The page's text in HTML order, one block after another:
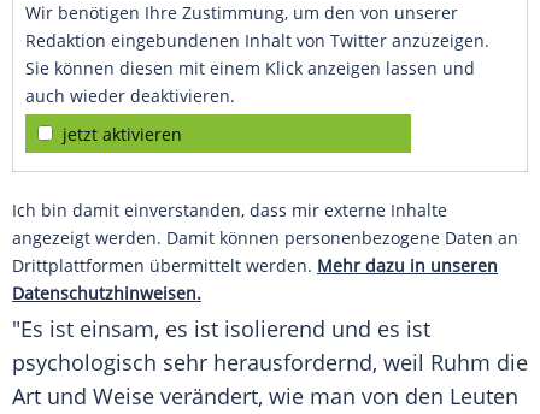
Wir benötigen Ihre Zustimmung, um den von unserer
Redaktion eingebundenen Inhalt von Twitter anzuzeigen.
Sie können diesen mit einem Klick anzeigen lassen und
auch wieder deaktivieren.
jetzt aktivieren
Ich bin damit einverstanden, dass mir externe Inhalte
angezeigt werden. Damit können personenbezogene Daten an
Drittplattformen übermittelt werden. Mehr dazu in unseren
Datenschutzhinweisen.
"Es ist einsam, es ist isolierend und es ist
psychologisch sehr herausfordernd, weil Ruhm die
Art und Weise verändert, wie man von den Leuten